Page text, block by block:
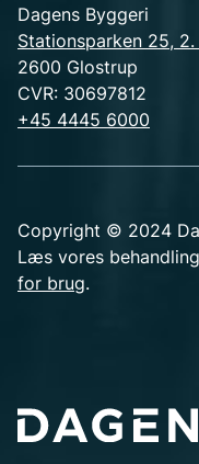
Dagens Byggeri
Stationsparken 25, 2.
2600 Glostrup
CVR: 30697812
+45 4445 6000
Copyright © 2024
Læs vores
for brug.